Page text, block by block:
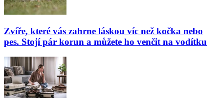
Zvíře, které vás zahrne láskou víc než kočka nebo
pes. Stojí pár korun a můžete ho venčit na vodítku